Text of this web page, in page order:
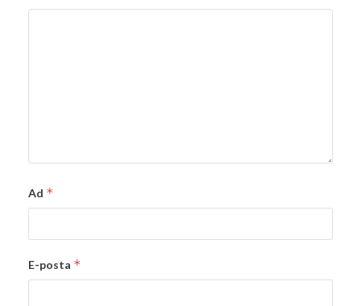
Ad *
E-posta *